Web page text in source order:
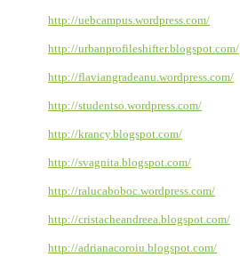
http://uebcampus.wordpress.com/
http://urbanprofileshifter.blogspot.com/
http://flaviangradeanu.wordpress.com/
http://studentso.wordpress.com/
http://krancy.blogspot.com/
http://svagnita.blogspot.com/
http://ralucaboboc.wordpress.com/
http://cristacheandreea.blogspot.com/
http://adrianacoroiu.blogspot.com/